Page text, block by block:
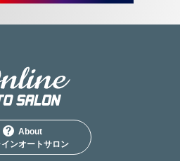
About
インオートサロン